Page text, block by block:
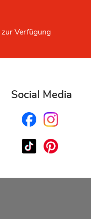
zur Verfügung
Social Media